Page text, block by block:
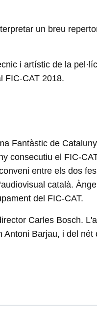
un breu
i artístic de la
FIC-CAT 2018.
Fantàstic de
consecutiu el FIC-
entre els dos
català.
del FIC-CAT.
Carles Bosch.
Barjau, i del